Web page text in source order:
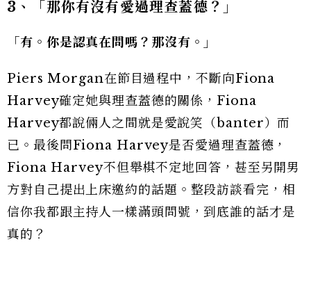
3、「那你有沒有愛過理查蓋德？」
「有。你是認真在問嗎？那沒有。」
Piers Morgan在節目過程中，不斷向Fiona
Harvey確定她與理查蓋德的關係，Fiona
Harvey都說倆人之間就是愛說笑（banter）而
已。最後問Fiona Harvey是否愛過理查蓋德，
Fiona Harvey不但舉棋不定地回答，甚至另開男
方對自己提出上床邀約的話題。整段訪談看完，相
信你我都跟主持人一樣滿頭問號，到底誰的話才是
真的？